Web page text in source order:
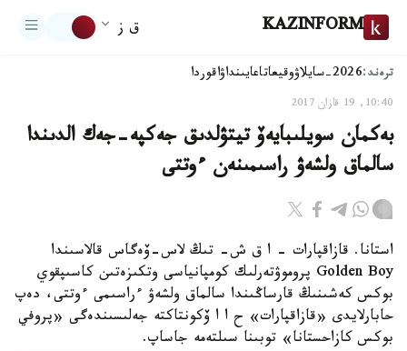
KAZINFORM ق ز
ترەند:2026-سايلاۋ وقيعاتاعايىنداۋاقوردا
10:40, 19 قازان 2017
بەكمان سويلىبايەۆ تيتۋلدىق جەكپە-جەك الدىندا
سالماق ولشەۋ راسىمىنەن ءوتتى
استانا. قازاقپارات - ا ق ش- تىڭ لاس-ۆەگاس قالاسىندا
Golden Boy پروموۋتەرلىك كومپانياسى وتكىزەتىن كاسىپقوي
بوكس كەشىنىڭ قارساڭىندا سالماق ولشەۋ ءراسىمى ءوتتى، دەپ
حابارلايدى «قازاقپارات» ح ا ا ۆكونتاكتە جەلىسىندەگى «پروفي
بوكس كازاحستانا» توبىنا سىلتەمە جاساپ.